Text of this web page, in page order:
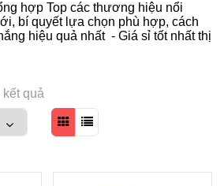
hợp Top các thương hiệu nổi
bí quyết lựa chọn phù hợp, cách
hiệu quả nhất - Giá sỉ tốt nhất thị
kết quả